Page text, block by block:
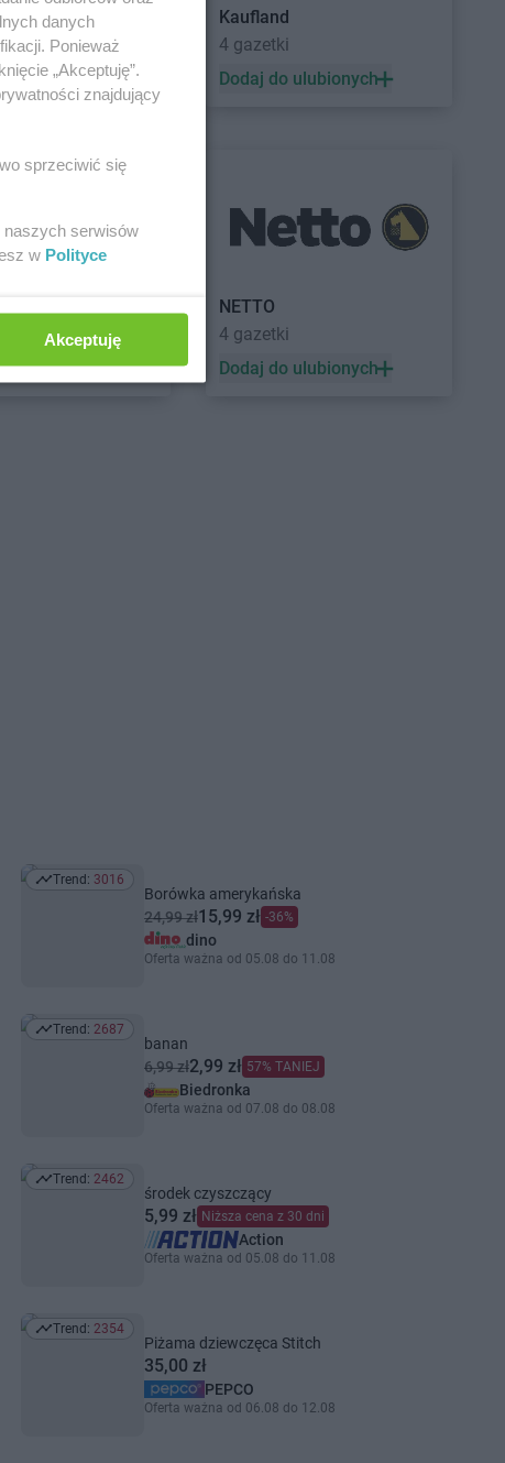
ulubionych
Kaufland
4 gazetki
Dodaj do ulubionych
ulubionych
NETTO
4 gazetki
Dodaj do ulubionych
Trend: 3016
Trend: 3016
Borówka amerykańska
24,99 zł15,99 zł -36%
dino
Oferta ważna od 05.08 do 11.08
Trend: 2687
Trend: 2687
banan
6,99 zł2,99 zł 57% TANIEJ
Biedronka
Oferta ważna od 07.08 do 08.08
Trend: 2462
Trend: 2462
środek czyszczący
5,99 zł Niższa cena z 30 dni
Action
Oferta ważna od 05.08 do 11.08
Trend: 2354
Trend: 2354
Piżama dziewczęca Stitch
35,00 zł
PEPCO
Oferta ważna od 06.08 do 12.08
danych
Ponieważ
„Akceptuję”.
znajdujący
sprzeciwić się
naszych serwisów
w Polityce
Akceptuję